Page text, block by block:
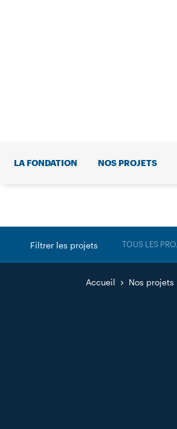
LA FONDATION NOS PROJETS
Filtrer les projets
Accueil Nos projets